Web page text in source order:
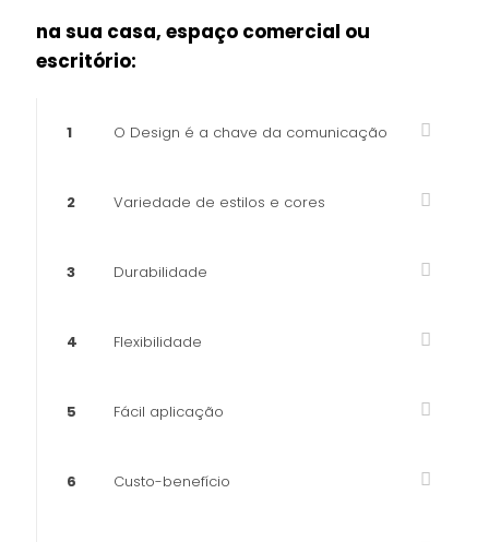
na sua casa, espaço comercial ou
escritório:
1 O Design é a chave da comunicação
2 Variedade de estilos e cores
3 Durabilidade
4 Flexibilidade
5 Fácil aplicação
6 Custo-benefício